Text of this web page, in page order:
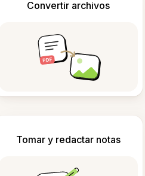
Convertir archivos
Tomar y redactar notas